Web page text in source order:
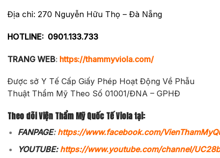
Địa chỉ: 270 Nguyễn Hữu Thọ – Đà Nẵng
HOTLINE: 0901.133.733
TRANG WEB: https://thammyviola.com/
Được sở Y Tế Cấp Giấy Phép Hoạt Động Về Phẫu
Thuật Thẩm Mỹ Theo Số 01001/ĐNA – GPHĐ
Theo dõi Viện Thẩm Mỹ Quốc Tế Viola tại:
FANPAGE: https://www.facebook.com/
YOUTUBE: https://www.youtube.com/channel/